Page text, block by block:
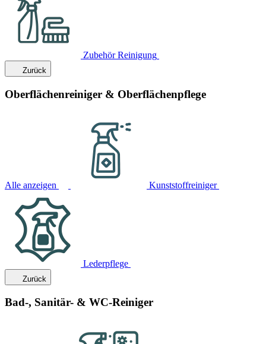
Zubehör Reinigung
Zurück
Oberflächenreiniger & Oberflächenpflege
Alle anzeigen Kunststoffreiniger
Lederpflege
Zurück
Bad-, Sanitär- & WC-Reiniger